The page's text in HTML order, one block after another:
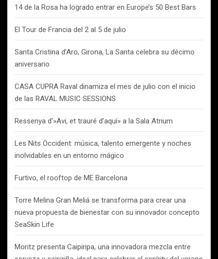
14 de la Rosa ha logrado entrar en Europe’s 50 Best Bars
El Tour de Francia del 2 al 5 de julio
Santa Cristina d’Aro, Girona, La Santa celebra su décimo
aniversario
CASA CUPRA Raval dinamiza el mes de julio con el inicio
de las RAVAL MUSIC SESSIONS
Ressenya d'»Avi, et trauré d’aquí» a la Sala Atrium
Les Nits Occident: música, talento emergente y noches
inolvidables en un entorno mágico
Furtivo, el rooftop de ME Barcelona
Torre Melina Gran Meliá se transforma para crear una
nueva propuesta de bienestar con su innovador concepto
SeaSkin Life
Moritz presenta Caipiripa, una innovadora mezcla entre